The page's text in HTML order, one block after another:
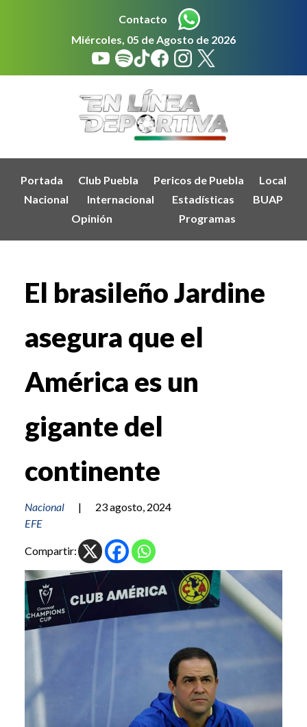
Contacto
Miércoles, 05 de Agosto de 2026
Portada Club Puebla Pericos de Puebla
Local
Nacional
Internacional Estadísticas
BUAP
Opinión
Programas
El brasileño Jardine
asegura que el
América es un
gigante del
continente
Nacional |
23 agosto, 2024
EFE
Compartir: